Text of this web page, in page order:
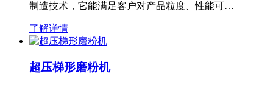
制造技术，它能满足客户对产品粒度、性能可…
了解详情
超压梯形磨粉机